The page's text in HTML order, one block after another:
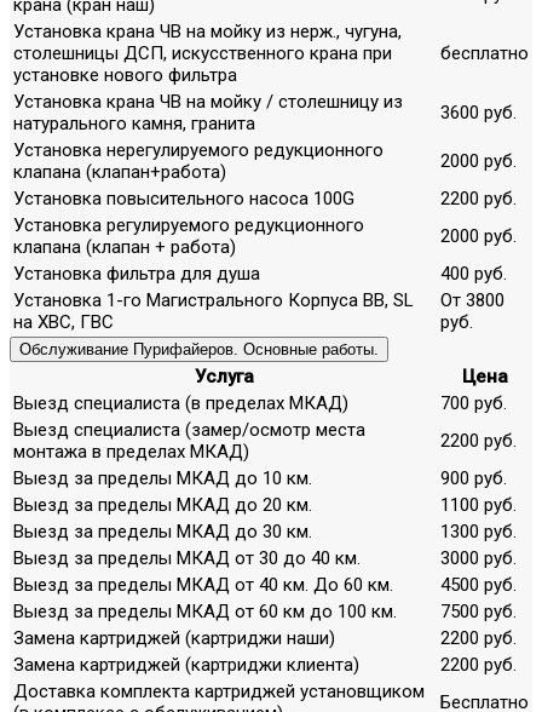
крана (кран наш)
Установка крана ЧВ на мойку из нерж., чугуна,
столешницы ДСП, искусственного крана при
установке нового фильтра
бесплатно
Установка крана ЧВ на мойку / столешницу из
натурального камня, гранита
3600 руб.
Установка нерегулируемого редукционного
клапана (клапан+работа)
2000 руб.
Установка повысительного насоса 100G
2200 руб.
Установка регулируемого редукционного
клапана (клапан + работа)
2000 руб.
Установка фильтра для душа
400 руб.
Установка 1-го Магистрального Корпуса ВВ, SL
на ХВС, ГВС
От 3800
руб.
Обслуживание Пурифайеров. Основные работы.
Услуга
Цена
Выезд специалиста (в пределах МКАД)
700 руб.
Выезд специалиста (замер/осмотр места
монтажа в пределах МКАД)
2200 руб.
Выезд за пределы МКАД до 10 км.
900 руб.
Выезд за пределы МКАД до 20 км.
1100 руб.
Выезд за пределы МКАД до 30 км.
1300 руб.
Выезд за пределы МКАД от 30 до 40 км.
3000 руб.
Выезд за пределы МКАД от 40 км. До 60 км.
4500 руб.
Выезд за пределы МКАД от 60 км до 100 км.
7500 руб.
Замена картриджей (картриджи наши)
2200 руб.
Замена картриджей (картриджи клиента)
2200 руб.
Доставка комплекта картриджей установщиком
Бесплатно